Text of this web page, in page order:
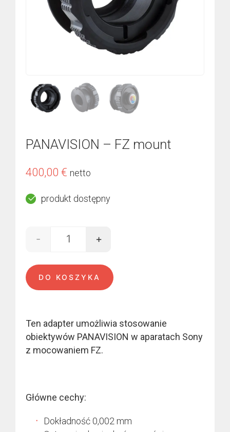
PANAVISION – FZ mount
400,00 € netto
produkt dostępny
ilość PANAVISION - FZ mount
- +
DO KOSZYKA
Ten adapter umożliwia stosowanie
obiektywów PANAVISION w aparatach Sony
z mocowaniem FZ.
Główne cechy:
Dokładność 0,002 mm